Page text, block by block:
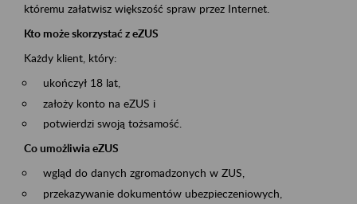
któremu załatwisz większość spraw przez Internet.
Kto może skorzystać z eZUS
Każdy klient, który:
ukończył 18 lat,
założy konto na eZUS i
potwierdzi swoją tożsamość.
Co umożliwia eZUS
wgląd do danych zgromadzonych w ZUS,
przekazywanie dokumentów ubezpieczeniowych,